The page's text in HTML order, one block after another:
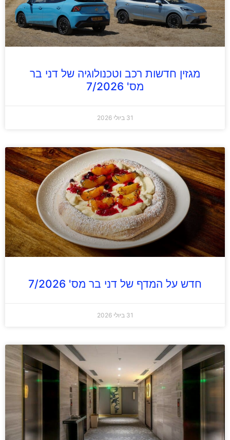
מגזין חדשות רכב וטכנולוגיה של דני בר
מס' 7/2026
31 ביולי 2026
חדש על המדף של דני בר מס' 7/2026
31 ביולי 2026